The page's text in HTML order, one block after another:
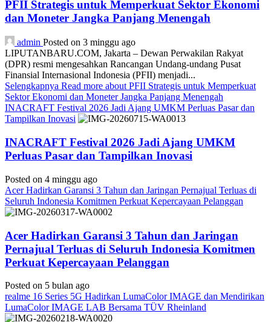
PFII Strategis untuk Memperkuat Sektor Ekonomi
dan Moneter Jangka Panjang Menengah
admin Posted on 3 minggu ago
LIPUTANBARU.COM, Jakarta – Dewan Perwakilan Rakyat
(DPR) resmi mengesahkan Rancangan Undang-undang Pusat
Finansial Internasional Indonesia (PFII) menjadi...
Selengkapnya Read more about PFII Strategis untuk Memperkuat
Sektor Ekonomi dan Moneter Jangka Panjang Menengah
INACRAFT Festival 2026 Jadi Ajang UMKM Perluas Pasar dan
Tampilkan Inovasi
INACRAFT Festival 2026 Jadi Ajang UMKM
Perluas Pasar dan Tampilkan Inovasi
Posted on 4 minggu ago
Acer Hadirkan Garansi 3 Tahun dan Jaringan Pernajual Terluas di
Seluruh Indonesia Komitmen Perkuat Kepercayaan Pelanggan
Acer Hadirkan Garansi 3 Tahun dan Jaringan
Pernajual Terluas di Seluruh Indonesia Komitmen
Perkuat Kepercayaan Pelanggan
Posted on 5 bulan ago
realme 16 Series 5G Hadirkan LumaColor IMAGE dan Mendirikan
LumaColor IMAGE LAB Bersama TÜV Rheinland